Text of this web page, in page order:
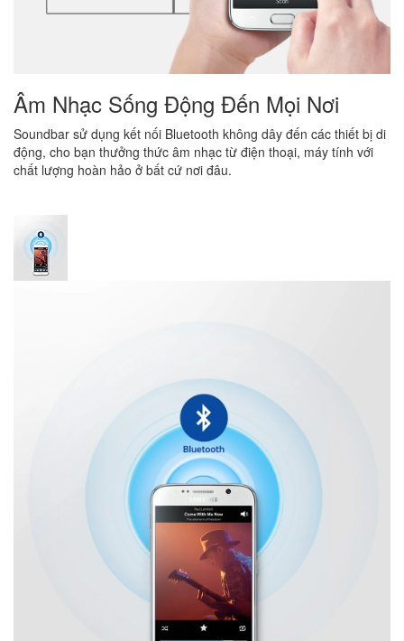
Âm Nhạc Sống Động Đến Mọi Nơi
Soundbar sử dụng kết nối Bluetooth không dây đến các thiết bị di
động, cho bạn thưởng thức âm nhạc từ điện thoại, máy tính với
chất lượng hoàn hảo ở bất cứ nơi đâu.